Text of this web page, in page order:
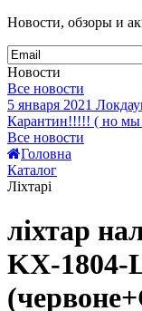
Новости, обзоры и
Новости
Все новости
5 января 2021
Карантин!!!!! ( но мы
Все новости
Головна
Каталог
Ліхтарі
ліхтар
KX-1804-